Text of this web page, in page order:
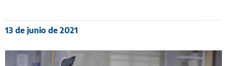
13 de junio de 2021